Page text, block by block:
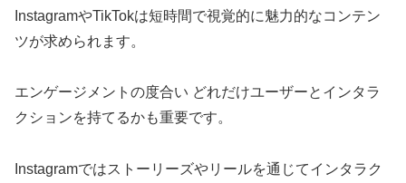
InstagramやTikTokは短時間で視覚的に魅力的なコンテン
ツが求められます。
エンゲージメントの度合い どれだけユーザーとインタラ
クションを持てるかも重要です。
Instagramではストーリーズやリールを通じてインタラク